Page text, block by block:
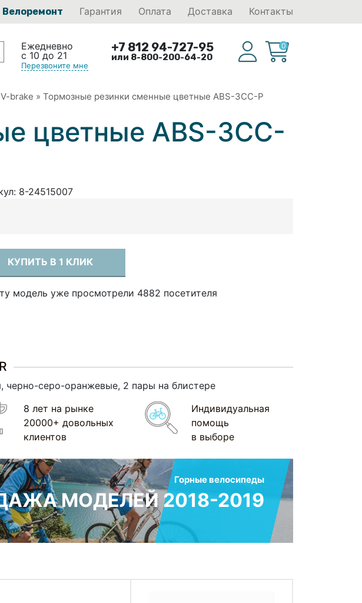
Велоремонт Гарантия Оплата Доставка Контакты
Ежедневно
с 10 до 21
Перезвоните мне
+7 812 94-727-95
или 8-800-200-64-20
0
brake » Тормозные резинки сменные цветные ABS-3CC-P
цветные ABS-3CC-
8-24515007
КУПИТЬ В 1 КЛИК
модель уже просмотрели 4882 посетителя
серо-оранжевые, 2 пары на блистере
8 лет на рынке
20000+ довольных
клиентов
Индивидуальная
помощь
в выборе
Горные велосипеды
МОДЕЛЕЙ 2018-2019